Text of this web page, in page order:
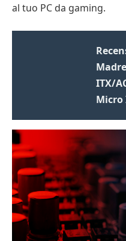
al tuo PC da gaming.
ITX/
Micro